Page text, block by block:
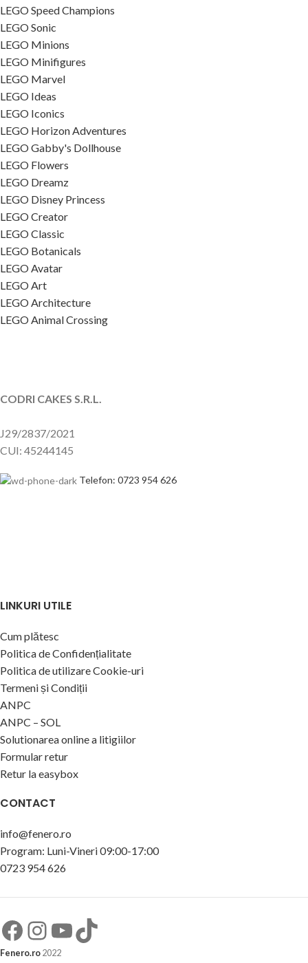
LEGO Speed Champions
LEGO Sonic
LEGO Minions
LEGO Minifigures
LEGO Marvel
LEGO Ideas
LEGO Iconics
LEGO Horizon Adventures
LEGO Gabby's Dollhouse
LEGO Flowers
LEGO Dreamz
LEGO Disney Princess
LEGO Creator
LEGO Classic
LEGO Botanicals
LEGO Avatar
LEGO Art
LEGO Architecture
LEGO Animal Crossing
CODRI CAKES S.R.L.
J29/2837/2021
CUI: 45244145
Telefon: 0723 954 626
LINKURI UTILE
Cum plătesc
Politica de Confidențialitate
Politica de utilizare Cookie-uri
Termeni și Condiții
ANPC
ANPC – SOL
Solutionarea online a litigiilor
Formular retur
Retur la easybox
CONTACT
info@fenero.ro
Program: Luni-Vineri 09:00-17:00
0723 954 626
Fenero.ro2022